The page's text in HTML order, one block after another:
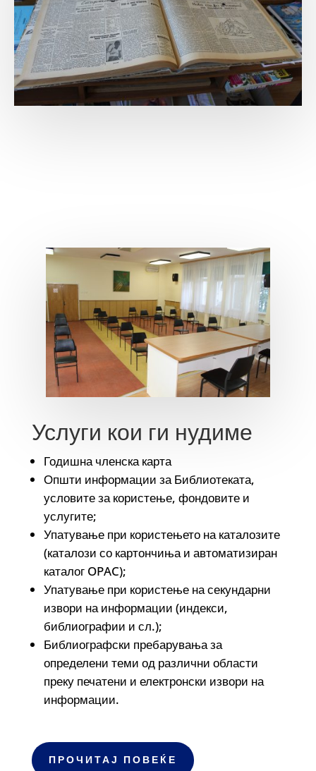
Услуги кои ги нудиме
Годишна членска карта
Општи информации за Библиотеката,
условите за користење, фондовите и
услугите;
Упатување при користењето на каталозите
(каталози со картончиња и автоматизиран
каталог OPAC);
Упатување при користење на секундарни
извори на информации (индекси,
библиографии и сл.);
Библиографски пребарувања за
определени теми од различни области
преку печатени и електронски извори на
информации.
ПРОЧИТАЈ ПОВЕЌЕ